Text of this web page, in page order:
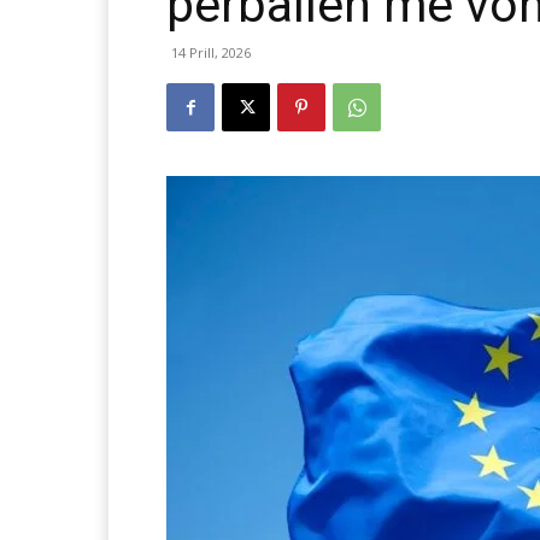
14 Prill, 2026